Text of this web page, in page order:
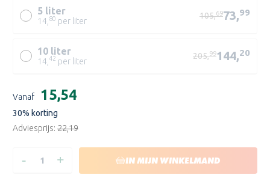
5 liter
14, 80 per liter
105,6973,99
10 liter
14, 42 per liter
205,99144,20
D
TR
voorraad:
Vanaf €15,54
30% korting
Adviesprijs: €22,19
HOEVEELHEID
- HOEVEELHEID
+ IN MIJN WINKELMAND